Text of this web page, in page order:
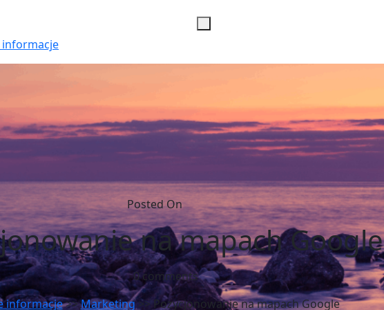
Posted On
na mapach Google
0 comments
informacje>>Marketing>> Pozycjonowanie na mapach Google